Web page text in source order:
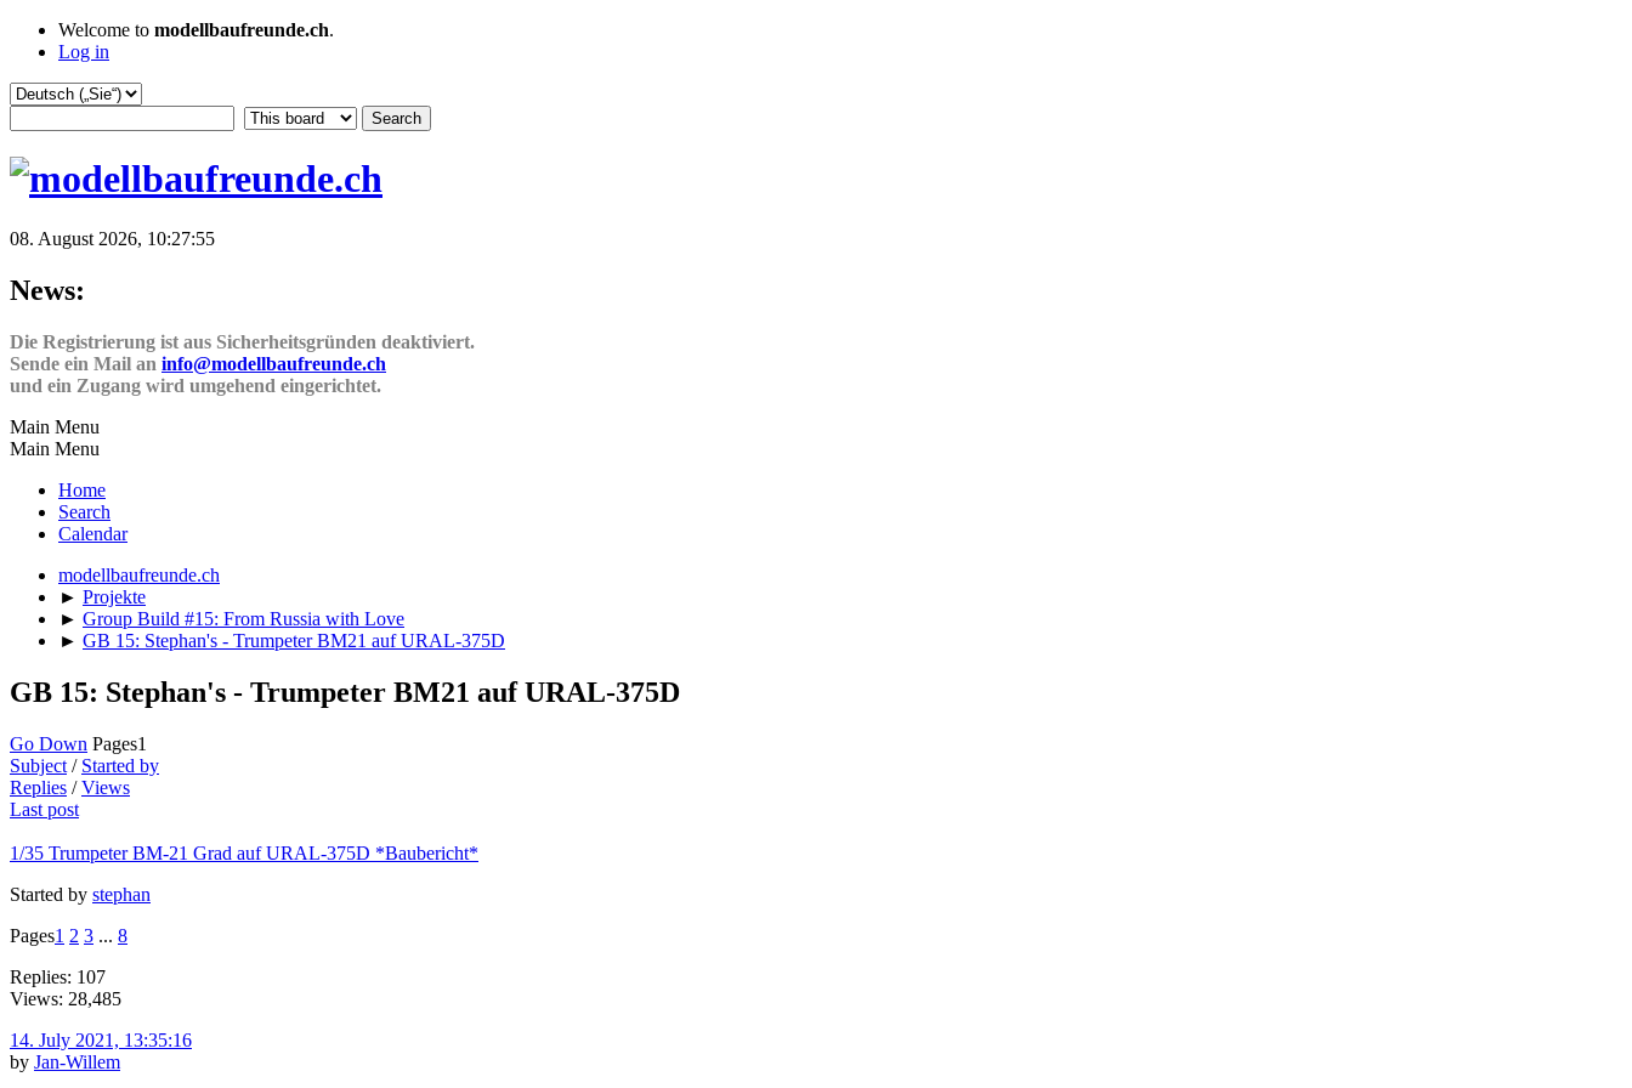
Welcome to modellbaufreunde.ch.
Log in
08. August 2026, 10:27:55
News:
Die Registrierung ist aus Sicherheitsgründen deaktiviert.
Sende ein Mail an info@modellbaufreunde.ch
und ein Zugang wird umgehend eingerichtet.
Main Menu
Main Menu
Home
Search
Calendar
modellbaufreunde.ch
► Projekte
► Group Build #15: From Russia with Love
► GB 15: Stephan's - Trumpeter BM21 auf URAL-375D
GB 15: Stephan's - Trumpeter BM21 auf URAL-375D
Go Down Pages1
Subject / Started by
Replies /Views
Last post
1/35 Trumpeter BM-21 Grad auf URAL-375D *Baubericht*
Started by stephan
Pages1 2 3 ... 8
Replies: 107
Views: 28,485
14. July 2021, 13:35:16
by Jan-Willem